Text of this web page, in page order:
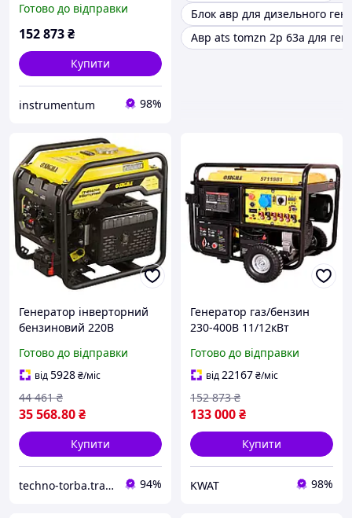
тактний з виведенням під
АВР SIGMA (5711981)
Готово до відправки
152 873₴
Купити
instrumentum 98%
Блок авр для дизельного
Авр ats tomzn 2p 63a для
Генератор інверторний
бензиновий 220В
з виведенням під АВР
SIGMA (5710771) Techno-
Torba Гарант Якості
Готово до відправки
від5928₴/міс
35 568.80₴
44 461 ₴
Купити
techno-torba.trade 94%
Генератор газ/бензин
230-400В 11/12кВт
тактний з виведенням під
АВР SIGMA (5711981)
Готово до відправки
від22167₴/міс
133 000₴
152 873 ₴
Купити
KWAT 98%